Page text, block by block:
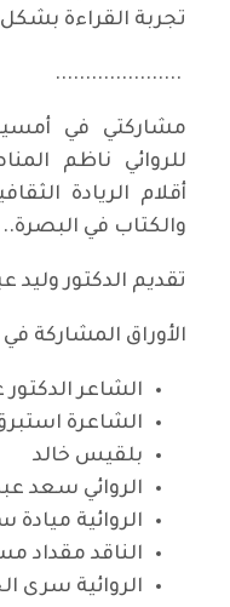
تجربة القراءة بشكل
.....................
مشاركتي في أمسية
للروائي ناظم
أقلام الريادة
والكتاب في البصرة.. اليوم
تقديم الدكتور وليد
الأوراق المشاركة
الشاعر
الشاعرة
بلقيس خالد
الروائي سعد
الروائية ميادة
الناقد مقداد
الروائية سرى